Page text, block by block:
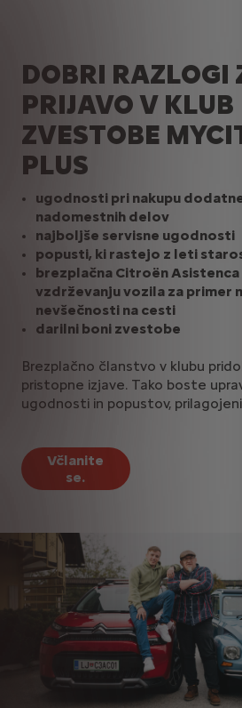
DOBRI RAZLOGI
PRIJAVO V KLUB
ZVESTOBE
PLUS
ugodnosti pri nakupu
nadomestnih delov
najboljše servisne ugodnosti
popusti, ki rastejo z leti
brezplačna Citroën Asistenca
vzdrževanju vozila za primer
nevšečnosti na cesti
darilni boni zvestobe
Brezplačno članstvo v klubu
pristopne izjave. Tako boste
ugodnosti in popustov,
Včlanite
se.